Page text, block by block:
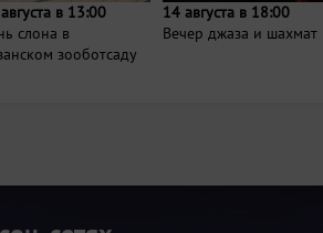
в 13:00
слона в
зооботсаду
14 августа в 18:00
Вечер джаза и шахмат